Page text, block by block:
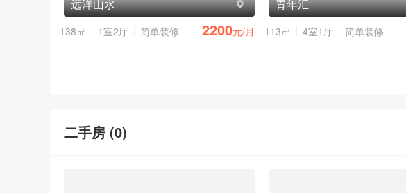
远洋山水
138㎡ 1室2厅 简单装修 2200元/月
青年汇
113㎡ 4室1厅 简单装修
二手房 (0)